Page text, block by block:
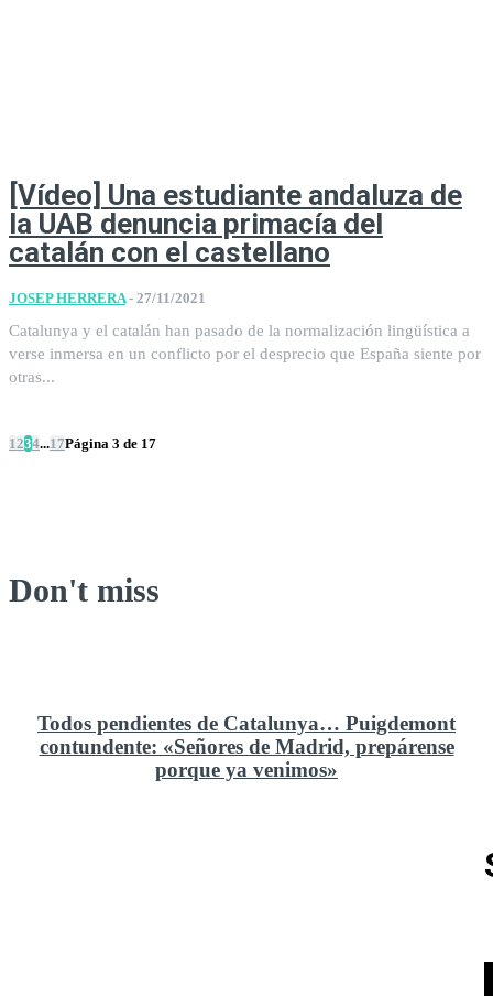
[Vídeo] Una estudiante andaluza de
la UAB denuncia primacía del
catalán con el castellano
JOSEP HERRERA - 27/11/2021
Catalunya y el catalán han pasado de la normalización lingüística a
verse inmersa en un conflicto por el desprecio que España siente por
otras...
1 234...17Página 3 de 17
Don't miss
Todos pendientes de Catalunya… Puigdemont
contundente: «Señores de Madrid, prepárense
porque ya venimos»